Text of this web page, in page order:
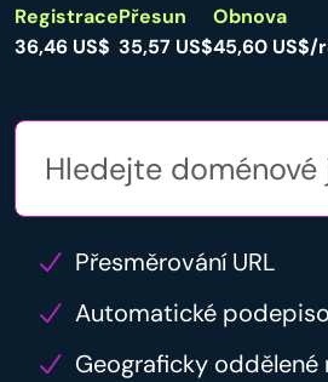
Registrace
36,46 US$
Přesun
35,57 US$
Obnova
45,60 US$/
Přesměrování URL
Automatické
Geograficky oddělené